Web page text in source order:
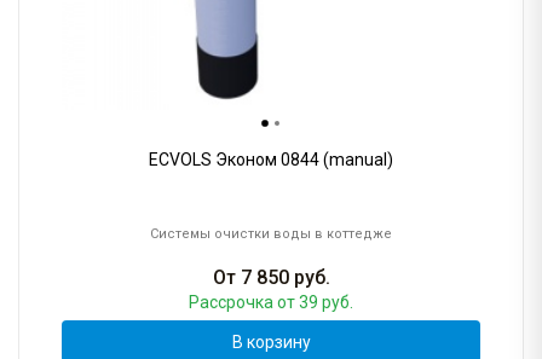
ECVOLS Эконом 0844 (manual)
Системы очистки воды в коттедже
От 7 850руб.
Рассрочка от 39 руб.
В корзину